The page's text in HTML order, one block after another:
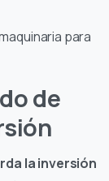
de
la inversión